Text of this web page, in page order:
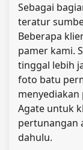
Sebagai
teratur
Beberapa
pamer kami.
tinggal lebih
foto batu
menyediakan
Agate untuk
pertunangan
dahulu.